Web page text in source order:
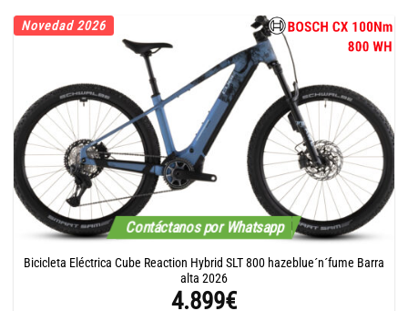
Contáctanos por Whatsapp
Novedad 2026
Bicicleta Eléctrica Cube Reaction Hybrid SLT 800 hazeblue´n´fume Barra
alta 2026
4.899€